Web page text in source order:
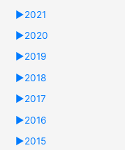
►2021
►2020
►2019
►2018
►2017
►2016
►2015